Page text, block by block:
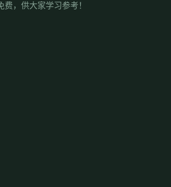
，供大家学习参考！